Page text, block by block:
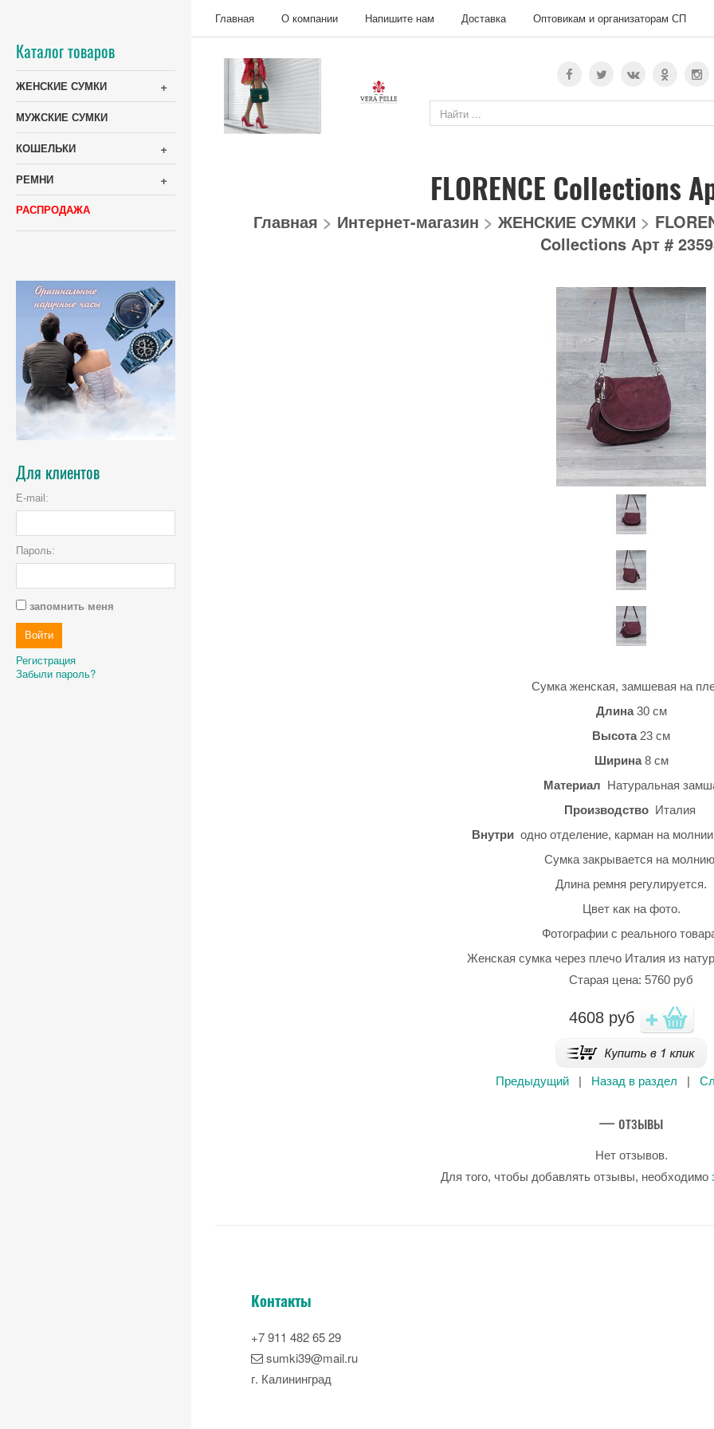
Главная О компании Напишите нам Доставка Оптовикам и организаторам СП
Каталог товаров
+
ЖЕНСКИЕ СУМКИ
МУЖСКИЕ СУМКИ
+
КОШЕЛЬКИ
+
РЕМНИ
РАСПРОДАЖА
Для клиентов
E-mail:
Пароль:
запомнить меня
Регистрация
Забыли пароль?
FLORENCE Collections
Главная > Интернет-магазин > ЖЕНСКИЕ СУМКИ >
Collections Арт #
Сумка женская, замшевая на
Длина30 см
Высота23 см
Ширина8 см
Материал Натуральная
ПроизводствоИталия
Внутри одно отделение, карман на
Сумка закрывается на
Длина ремня регулируется.
Цвет как на фото.
Фотографии с реального
Женская сумка через плечо Италия из
Старая цена: 5760 руб
4608руб
Предыдущий | Назад в раздел |
— отзывы
Нет отзывов.
Для того, чтобы добавлять отзывы, необходимо
Контакты
+7 911 482 65 29
sumki39@mail.ru
г. Калининград